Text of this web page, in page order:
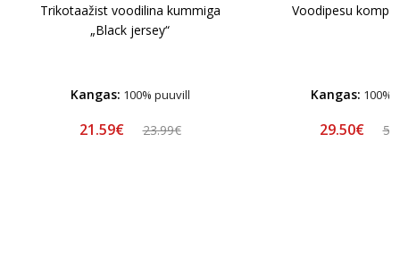
Trikotaažist voodilina kummiga
„Black jersey“
Kangas: 100% puuvill
21.59€ 23.99€
Voodipesu
Kangas: 100%
29.50€